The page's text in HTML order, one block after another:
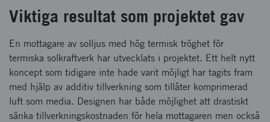
Viktiga resultat som projektet gav
En mottagare av solljus med hög termisk tröghet för
termiska solkraftverk har utvecklats i projektet. Ett helt nytt
koncept som tidigare inte hade varit möjligt har tagits fram
med hjälp av additiv tillverkning som tillåter komprimerad
luft som media. Designen har både möjlighet att drastiskt
sänka tillverkningskostnaden för hela mottagaren men också